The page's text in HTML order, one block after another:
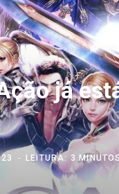
já
LEITURA: 3 MINUTOS